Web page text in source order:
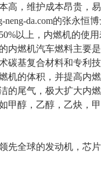
高，维护成本昂贵，
da.com的张永恒
以上，内燃机的使
内燃机汽车燃料主要
碳基复合材料和专利
机的体积，并提高内
的尾气，极大扩大内
甲醇，乙醇，乙炔，
先全球的发动机，芯